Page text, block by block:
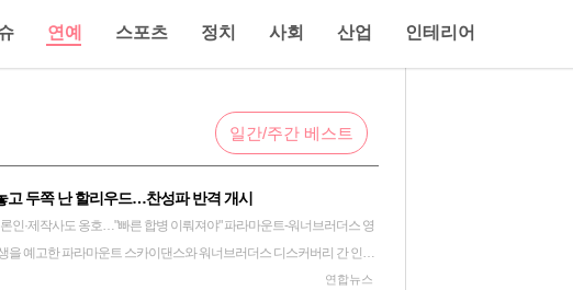
연예 스포츠 정치 사회 산업 인테리어
일간/주간 베스트
고 두쪽 난 할리우드…찬성파 반격 개시
도 옹호…"빠른 합병 이뤄져야" 파라마운트-워너브러더스 영
을 예고한 파라마운트 스카이댄스와 워너브러더스 디스커버리 간 인수·
드 곳곳에서 우려의 목소리가 나오고 있다. 6일(현지시간) 미국 연예매
연합뉴스